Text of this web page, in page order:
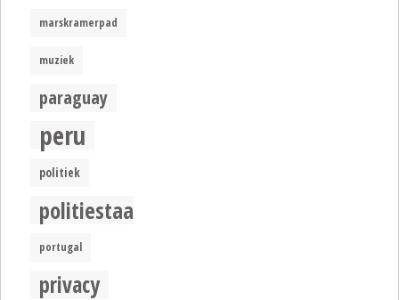
marskramerpad
muziek
paraguay
peru
politiek
politiestaat
portugal
privacy